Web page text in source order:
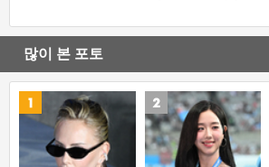
많이 본 포토